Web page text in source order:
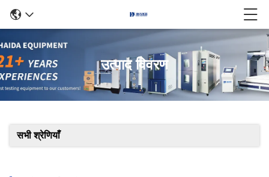
उत्पाद विवरण
सभी श्रेणियाँ